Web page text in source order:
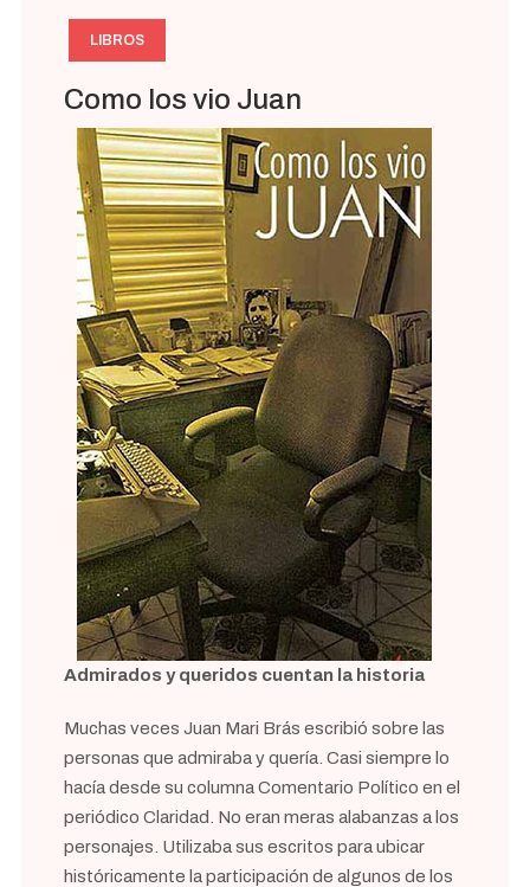
LIBROS
Como los vio Juan
Admirados y queridos cuentan la historia
Muchas veces Juan Mari Brás escribió sobre las
personas que admiraba y quería. Casi siempre lo
hacía desde su columna Comentario Político en el
periódico Claridad. No eran meras alabanzas a los
personajes. Utilizaba sus escritos para ubicar
históricamente la participación de algunos de los